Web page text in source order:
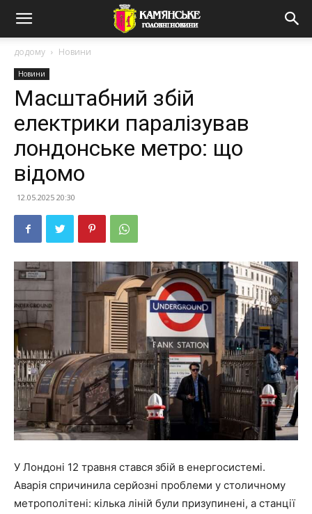
додому Новини
Новини
Масштабний збій
електрики паралізував
лондонське метро: що
відомо
12.05.2025 20:30
У Лондоні 12 травня стався збій в енергосистемі.
Аварія спричинила серйозні проблеми у столичному
метрополітені: кілька ліній були призупинені, а станції